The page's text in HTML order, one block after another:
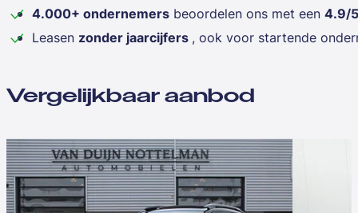
4.000+ ondernemers beoordelen ons met een 4.9/5
Leasen zonder jaarcijfers , ook voor startende
Vergelijkbaar aanbod